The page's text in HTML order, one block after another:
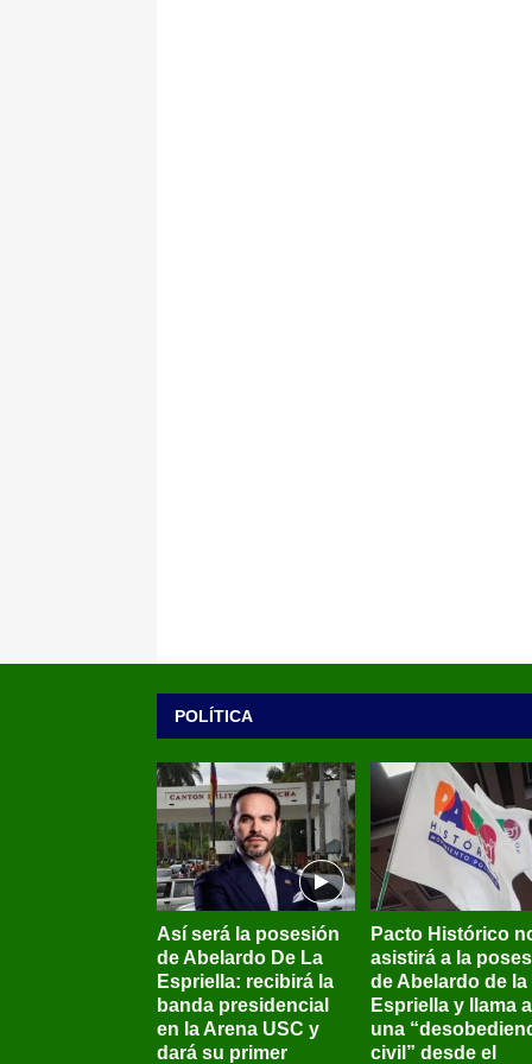
POLÍTICA
Así será la posesión
de Abelardo De La
Espriella: recibirá la
banda presidencial
en la Arena USC y
dará su primer
Pacto Histórico
asistirá a la
de Abelardo de la
Espriella y llama a
una
civil” desde el